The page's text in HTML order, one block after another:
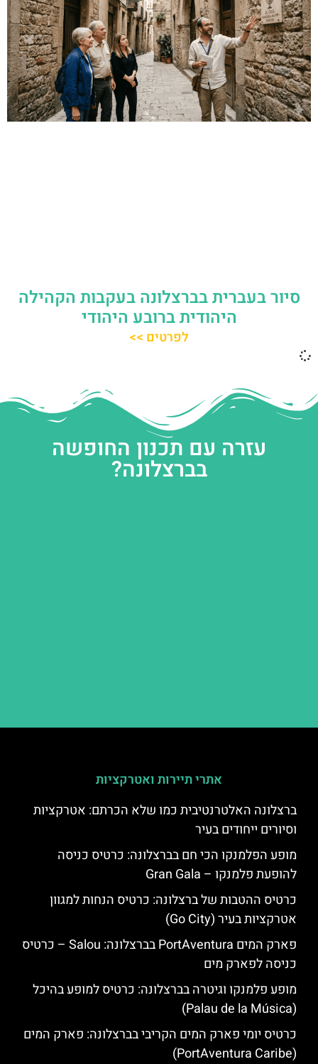
סיור בעברית בברצלונה בעקבות הקהילה
היהודית ברובע היהודי
לפרטים >>
עזרה עם תכנון החופשה
בברצלונה?
אתרי תיירות ואטרקציות
ברצלונה האלטרנטיבית כמו שלא הכרתם: אטרקציות
וסיורים ייחודים בעיר
מופע הפלמנקו הכי חם בברצלונה: כרטיס כניסה
להופעת פלמנקו – Gran Gala
כרטיס ההטבות של ברצלונה: כרטיס הנחות למגוון
אטרקציות בעיר (Go City)
פארק המים PortAventura בברצלונה: Salou – כרטיס
כניסה לפארק מים
מופע פלמנקו וגיטרה בברצלונה: כרטיס למופע בהיכל
(Palau de la Música)
כרטיס יומי פארק המים הקריבי בברצלונה: פארק המים
(PortAventura Caribe)